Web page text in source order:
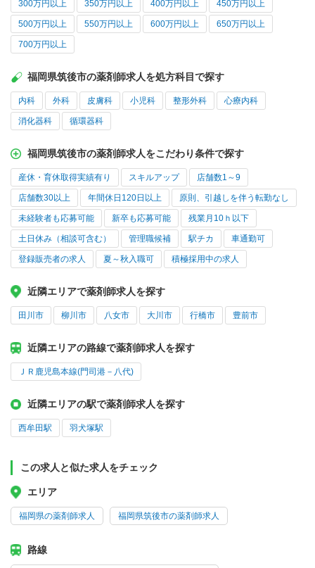
300万円以上 350万円以上 400万円以上 450万円以上
500万円以上 550万円以上 600万円以上 650万円以上
700万円以上
福岡県筑後市の薬剤師求人を処方科目で探す
内科 外科 皮膚科 小児科 整形外科 心療内科
消化器科 循環器科
福岡県筑後市の薬剤師求人をこだわり条件で探す
産休・育休取得実績有り スキルアップ 店舗数1～9
店舗数30以上 年間休日120日以上 原則、引越しを伴う転勤なし
未経験者も応募可能 新卒も応募可能 残業月10ｈ以下
土日休み（相談可含む） 管理職候補 駅チカ 車通勤可
登録販売者の求人 夏～秋入職可 積極採用中の求人
近隣エリアで薬剤師求人を探す
田川市 柳川市 八女市 大川市 行橋市 豊前市
近隣エリアの路線で薬剤師求人を探す
ＪＲ鹿児島本線(門司港－八代)
近隣エリアの駅で薬剤師求人を探す
西牟田駅 羽犬塚駅
この求人と似た求人をチェック
エリア
福岡県の薬剤師求人 福岡県筑後市の薬剤師求人
路線